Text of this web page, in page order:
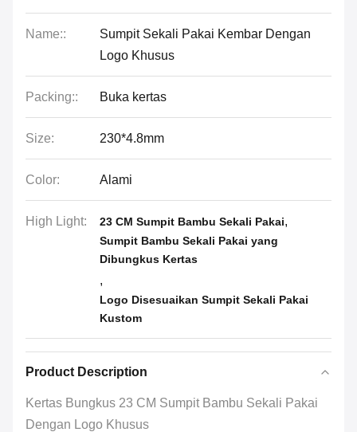
Name::
Sumpit Sekali Pakai Kembar Dengan
Logo Khusus
Packing:: Buka kertas
Size: 230*4.8mm
Color: Alami
High Light: 23 CM Sumpit Bambu Sekali Pakai,
Sumpit Bambu Sekali Pakai yang
Dibungkus Kertas
,
Logo Disesuaikan Sumpit Sekali Pakai
Kustom
Product Description
Kertas Bungkus 23 CM Sumpit Bambu Sekali Pakai
Dengan Logo Khusus